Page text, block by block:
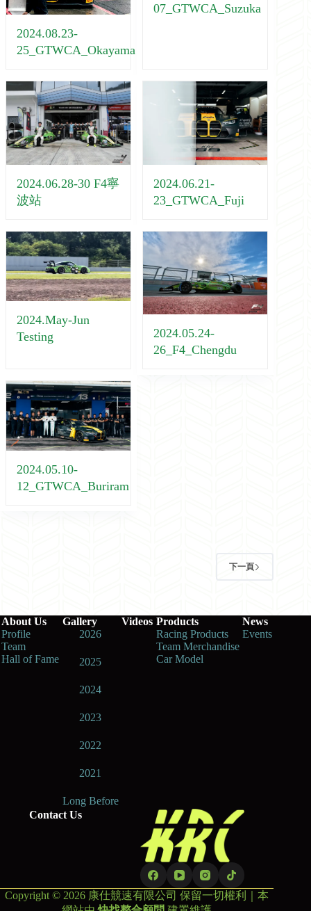
2024.08.23-
25_GTWCA_Okayama
07_GTWCA_Suzuka
2024.06.28-30 F4寧
波站
2024.06.21-
23_GTWCA_Fuji
2024.May-Jun
Testing
2024.05.24-
26_F4_Chengdu
2024.05.10-
12_GTWCA_Buriram
下一頁
About Us
Profile
Team
Hall of Fame
Gallery
2026
2025
2024
2023
2022
2021
Long Before
Videos Products
Racing Products
Team Merchandise
Car Model
News
Events
Contact Us
Copyright © 2026 康仕競速有限公司 保留一切權利｜本